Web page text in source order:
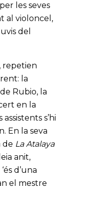
les seves
al violoncel,
del
repetien
la
Rubio, la
en la
s’hi
En la seva
de La Atalaya
anit,
d’una
el mestre